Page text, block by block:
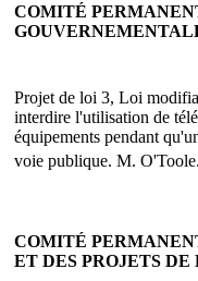
COMITÉ
Projet de loi 3, Loi
interdire l'utilisation de
équipements pendant
voie publique. M.
COMITÉ
ET DES PROJETS